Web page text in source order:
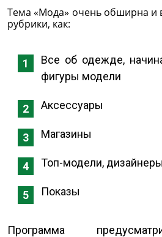
Тема «Мода» очень обширна и
рубрики, как:
Все об одежде,
фигуры модели
Аксессуары
Магазины
Топ-модели,
Показы
Программа